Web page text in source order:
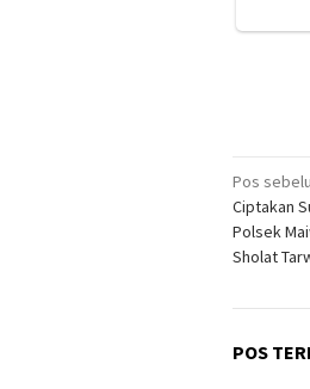
pos
Pos
Ciptakan
Polsek
Sholat
POS